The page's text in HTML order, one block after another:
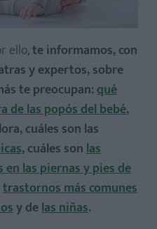
ello,te informamos, con
y expertos, sobre
te preocupan:qué
de las popós del bebé,
cuáles son las
, cuáles sonlas
las piernas y pies de
trastornos más comunes
y delas niñas.